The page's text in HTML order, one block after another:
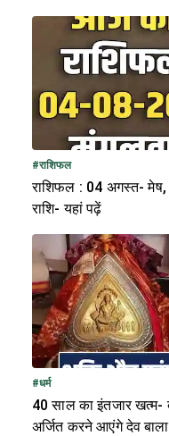
#राशिफल
राशिफल : 04 अगस्त-
राशि- यहां पढ़ें
#धर्म
40 साल का इंतजार खत्म-
अर्जित करने आएंगे देव